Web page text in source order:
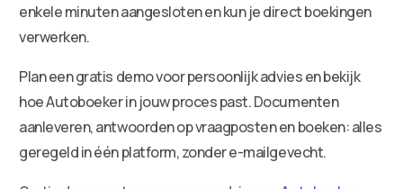
enkele minuten aangesloten en kun je direct boekingen
verwerken.
Plan een gratis demo voor persoonlijk advies en bekijk
hoe Autoboeker in jouw proces past. Documenten
aanleveren, antwoorden op vraagposten en boeken: alles
geregeld in één platform, zonder e-mailgevecht.